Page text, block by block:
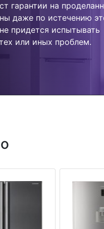
гарантии на
даже по истечению
придется испытывать
или иных проблем.